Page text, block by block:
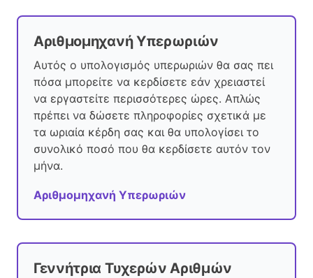
Αριθμομηχανή Υπερωριών
Αυτός ο υπολογισμός υπερωριών θα σας πει
πόσα μπορείτε να κερδίσετε εάν χρειαστεί
να εργαστείτε περισσότερες ώρες. Απλώς
πρέπει να δώσετε πληροφορίες σχετικά με
τα ωριαία κέρδη σας και θα υπολογίσει το
συνολικό ποσό που θα κερδίσετε αυτόν τον
μήνα.
Αριθμομηχανή Υπερωριών
Γεννήτρια Τυχερών Αριθμών